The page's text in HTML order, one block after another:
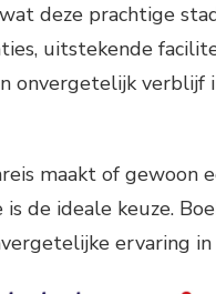
deze prachtige
uitstekende
onvergetelijk verblijf
maakt of gewoon
de ideale keuze.
ervaring